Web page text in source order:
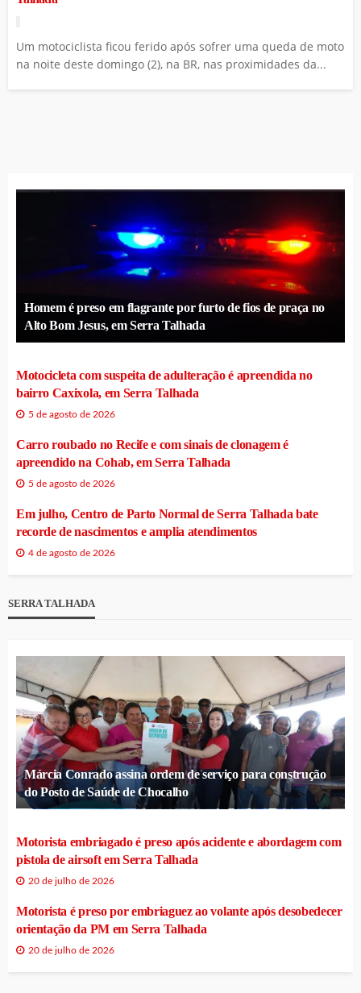
Um motociclista ficou ferido após sofrer uma queda de moto
na noite deste domingo (2), na BR, nas proximidades da...
Homem é preso em flagrante por furto de fios de praça no
Alto Bom Jesus, em Serra Talhada
Motocicleta com suspeita de adulteração é apreendida no
bairro Caxixola, em Serra Talhada
5 de agosto de 2026
Carro roubado no Recife e com sinais de clonagem é
apreendido na Cohab, em Serra Talhada
5 de agosto de 2026
Em julho, Centro de Parto Normal de Serra Talhada bate
recorde de nascimentos e amplia atendimentos
4 de agosto de 2026
SERRA TALHADA
Márcia Conrado assina ordem de serviço para construção
do Posto de Saúde de Chocalho
Motorista embriagado é preso após acidente e abordagem com
pistola de airsoft em Serra Talhada
20 de julho de 2026
Motorista é preso por embriaguez ao volante após desobedecer
orientação da PM em Serra Talhada
20 de julho de 2026